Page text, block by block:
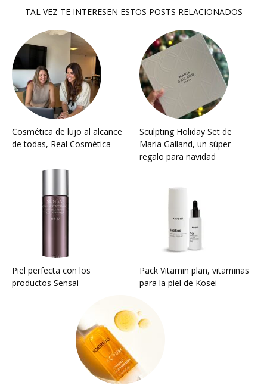
TAL VEZ TE INTERESEN ESTOS POSTS RELACIONADOS
Cosmética de lujo al alcance
de todas, Real Cosmética
Sculpting Holiday Set de
Maria Galland, un súper
regalo para navidad
Piel perfecta con los
productos Sensai
Pack Vitamin plan, vitaminas
para la piel de Kosei